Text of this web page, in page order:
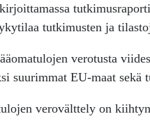
kirjoittamassa
tutkimusten ja
verotusta
suurimmat EU-maat sekä
verovälttely on